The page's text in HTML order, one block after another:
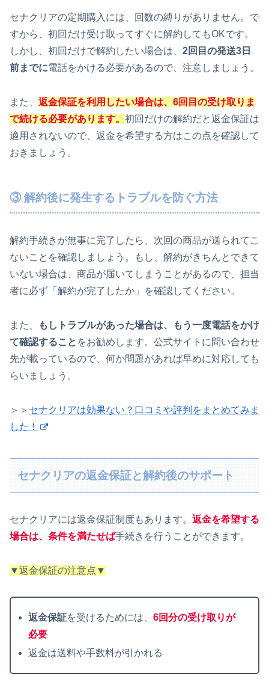
セナクリアの定期購入には、回数の縛りがありません。で
すから、初回だけ受け取ってすぐに解約してもOKです。
しかし、初回だけで解約したい場合は、 2回目の発送3日
前までに電話をかける必要があるので、注意しましょう。
また、 返金保証を利用したい場合は、 6回目の受け取り ま
で続ける必要があります。 初回だけの解約だと返金保証は
適用されないので、返金を希望する方はこの点を確認して
おきましょう。
③ 解約後に発生するトラブルを防ぐ方法
解約手続きが無事に完了したら、次回の商品が送られてこ
ないことを確認しましょう。もし、解約がきちんとできて
いない場合は、商品が届いてしまうことがあるので、担当
者に必ず「解約が完了したか」を確認してください。
また、
もしトラブルがあった場合は、もう一度電話をかけ
て確認すること をお勧めします。公式サイトに問い合わせ
先が載っているので、何か問題があれば早めに対応しても
らいましょう。
＞＞ セナクリアは効果ない？口コミや評判をまとめてみま
した！
セナクリアの返金保証と解約後のサポート
セナクリアには返金保証制度もあります。 返金を希望する
場合は、条件を満たせば手続きを行うことができます。
▼返金保証の注意点▼
返金保証を受けるためには、6回分の受け取りが
必要
返金は送料や手数料が引かれる